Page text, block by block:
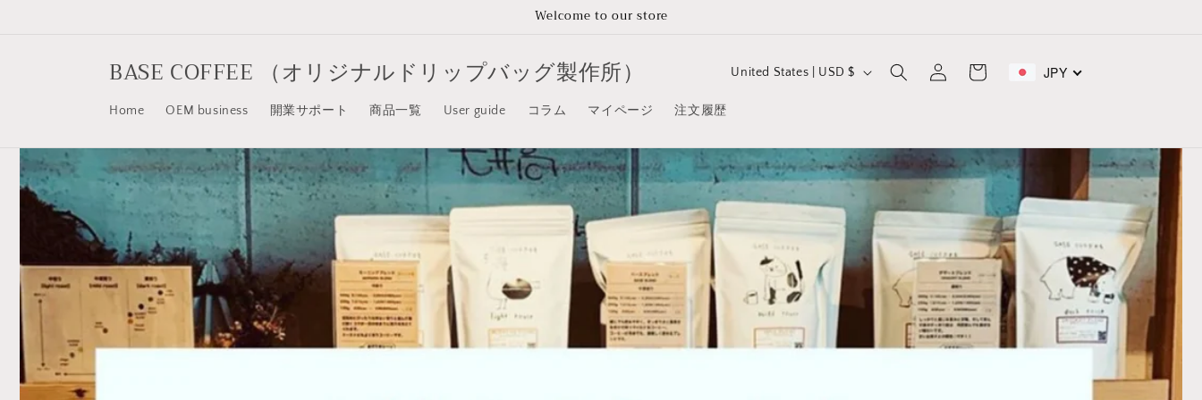
Welcome to our store
BASE COFFEE （オリジナルドリップバッグ製作所）
Home OEM business 開業サポート 商品一覧 User guide コラム マイページ 注文履歴
C
o
u
n
t
r
y
g
United States | USD $
in
Cart JPY